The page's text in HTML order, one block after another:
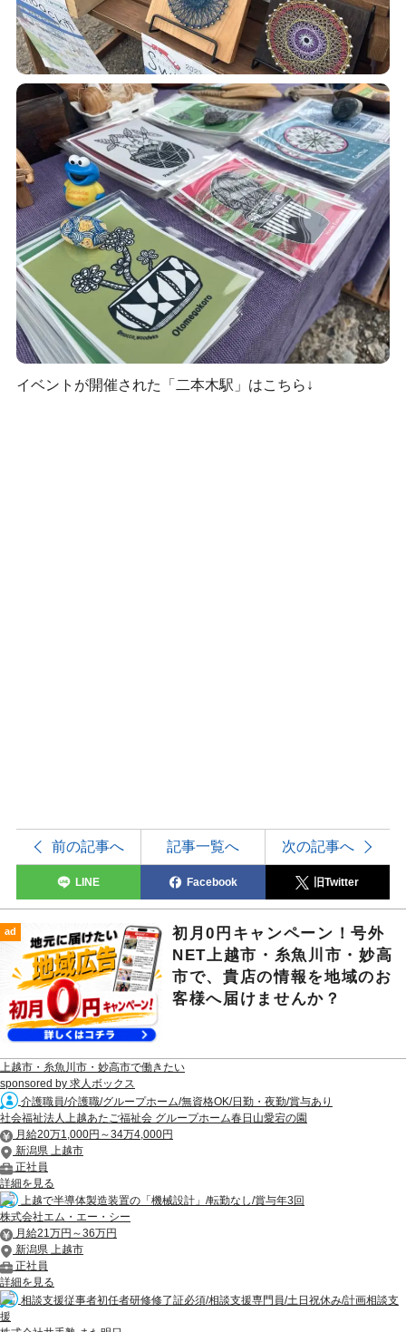
イベントが開催された「二本木駅」はこちら↓
前の記事へ 記事一覧へ 次の記事へ
LINE Facebook 旧Twitter
ad
初月0円キャンペーン！号外
NET上越市・糸魚川市・妙高
市で、貴店の情報を地域のお
客様へ届けませんか？
上越市・糸魚川市・妙高市で働きたい
sponsored by 求人ボックス
介護職員/介護職/グループホーム/無資格OK/日勤・夜勤/賞与あり
社会福祉法人上越あたご福祉会 グループホーム春日山愛宕の園
月給20万1,000円～34万4,000円
新潟県 上越市
正社員
詳細を見る
上越で半導体製造装置の「機械設計」/転勤なし/賞与年3回
株式会社エム・エー・シー
月給21万円～36万円
新潟県 上越市
正社員
詳細を見る
相談支援従事者初任者研修修了証必須/相談支援専門員/土日祝休み/計画相談支
援